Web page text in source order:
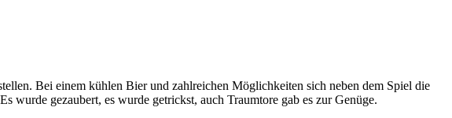
Bei einem kühlen Bier und zahlreichen Möglichkeiten sich neben dem Spiel die
wurde gezaubert, es wurde getrickst, auch Traumtore gab es zur Genüge.